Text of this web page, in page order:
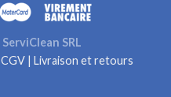
ServiClean SRL
CGV | Livraison et retours